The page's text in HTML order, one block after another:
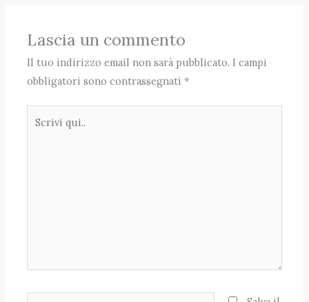
Lascia un commento
Il tuo indirizzo email non sarà pubblicato. I campi
obbligatori sono contrassegnati*